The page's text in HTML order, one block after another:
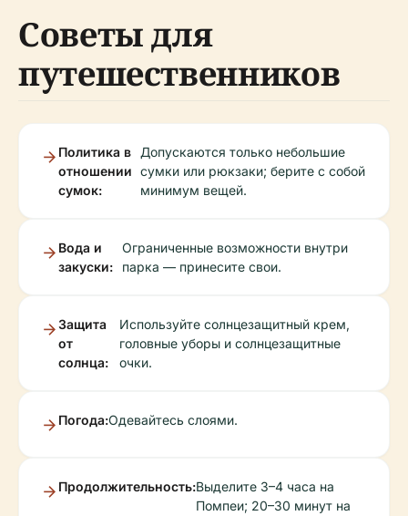
Советы для
путешественников
Политика в
отношении
сумок:
Допускаются только небольшие
сумки или рюкзаки; берите с собой
минимум вещей.
Вода и
закуски:
Ограниченные возможности внутри
парка — принесите свои.
Защита
от
солнца:
Используйте солнцезащитный крем,
головные уборы и солнцезащитные
очки.
Погода:Одевайтесь слоями.
Продолжительность:Выделите 3–4 часа на
Помпеи; 20–30 минут на